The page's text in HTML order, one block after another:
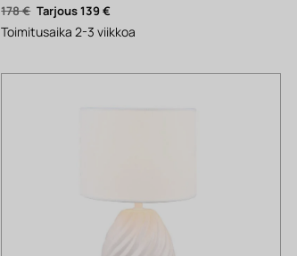
178€ Alkuperäinen
hinta
oli:
178 €.
139€
on:
139 €.
Toimitusaika 2-3 viikkoa